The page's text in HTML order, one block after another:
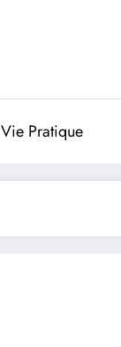
Vie Pratique